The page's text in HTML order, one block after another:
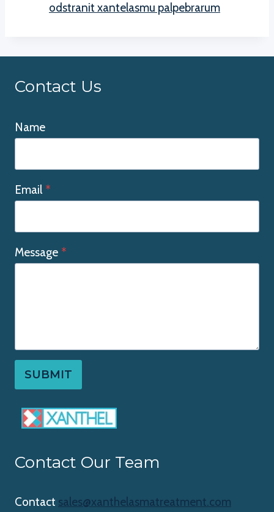
odstranit xantelasmu palpebrarum
Contact Us
Name
Email *
Message *
SUBMIT
Contact Our Team
Contact sales@xanthelasmatreatment.com